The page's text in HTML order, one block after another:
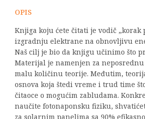
OPIS
Knjiga koju ćete čitati je vodič „korak
izgradnju elektrane na obnovljivu
Naš cilj je bio da knjigu učinimo što
Materijal je namenjen za
malu količinu teorije. Međutim,
osnova koja štedi vreme i trud time
čitaoce o mogućim zabludama.
naučite fotonaponsku fiziku,
za solarnim panelima sa 90%